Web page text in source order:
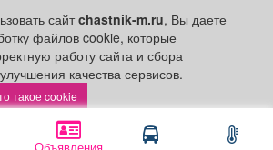
Объявления
сайтchastnik-m.ru, Вы даете
файлов cookie, которые
работу сайта и сбора
качества сервисов.
такое cookie
«Реклама», «На правах рекламы»,
оплачены рекламодателем.
ответственности за достоверность
ООО "Частник-М"